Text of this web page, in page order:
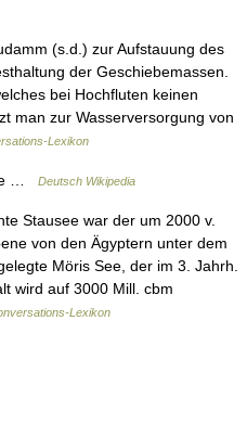
(s.d.) zur Aufstauung des
der Geschiebemassen.
bei Hochfluten keinen
man zur Wasserversorgung von
Lexikon
… Deutsch Wikipedia
Stausee war der um 2000 v.
von den Ägyptern unter dem
Möris See, der im 3. Jahrh.
wird auf 3000 Mill. cbm
Lexikon